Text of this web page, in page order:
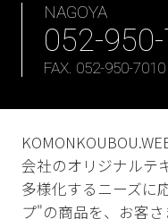
NAGOYA
052-
FAX. 052-950-7010
会社のオリジナルテ
多様化するニーズに
プ"の商品を、お客